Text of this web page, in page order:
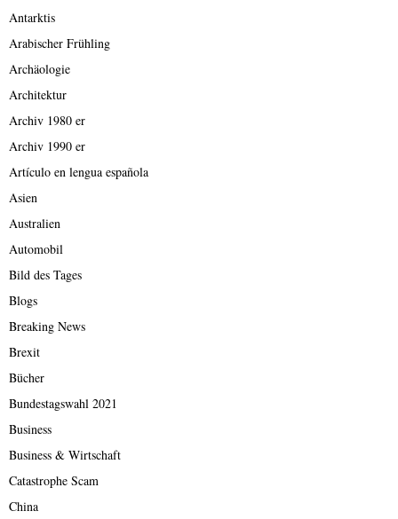
Antarktis
Arabischer Frühling
Archäologie
Architektur
Archiv 1980 er
Archiv 1990 er
Artículo en lengua española
Asien
Australien
Automobil
Bild des Tages
Blogs
Breaking News
Brexit
Bücher
Bundestagswahl 2021
Business
Business & Wirtschaft
Catastrophe Scam
China